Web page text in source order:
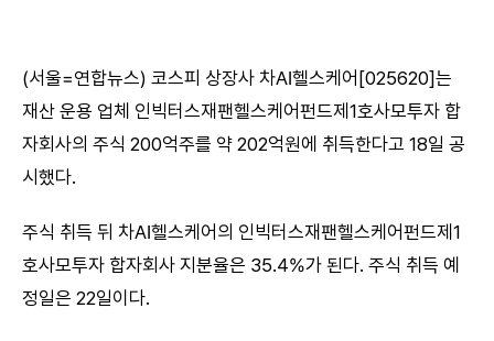
(서울=연합뉴스) 코스피 상장사 차AI헬스케어[025620]는
재산 운용 업체 인빅터스재팬헬스케어펀드제1호사모투자 합
자회사의 주식 200억주를 약 202억원에 취득한다고 18일 공
시했다.
주식 취득 뒤 차AI헬스케어의 인빅터스재팬헬스케어펀드제1
호사모투자 합자회사 지분율은 35.4%가 된다. 주식 취득 예
정일은 22일이다.